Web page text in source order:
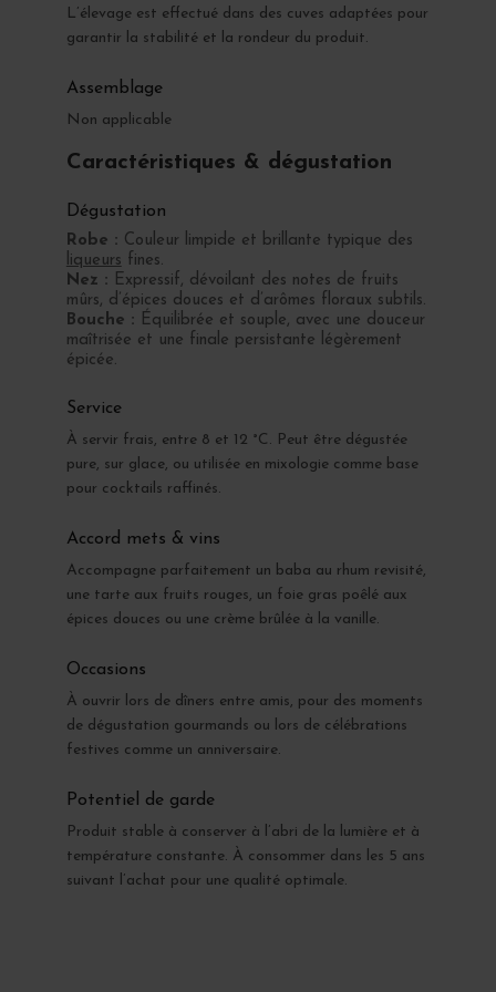
L’élevage est effectué dans des cuves adaptées pour
garantir la stabilité et la rondeur du produit.
Assemblage
Non applicable
Caractéristiques & dégustation
Dégustation
Robe : Couleur limpide et brillante typique des
liqueurs fines.
Nez : Expressif, dévoilant des notes de fruits
mûrs, d’épices douces et d’arômes floraux subtils.
Bouche : Équilibrée et souple, avec une douceur
maîtrisée et une finale persistante légèrement
épicée.
Service
À servir frais, entre 8 et 12 °C. Peut être dégustée
pure, sur glace, ou utilisée en mixologie comme base
pour cocktails raffinés.
Accord mets & vins
Accompagne parfaitement un baba au rhum revisité,
une tarte aux fruits rouges, un foie gras poêlé aux
épices douces ou une crème brûlée à la vanille.
Occasions
À ouvrir lors de dîners entre amis, pour des moments
de dégustation gourmands ou lors de célébrations
festives comme un anniversaire.
Potentiel de garde
Produit stable à conserver à l’abri de la lumière et à
température constante. À consommer dans les 5 ans
suivant l’achat pour une qualité optimale.